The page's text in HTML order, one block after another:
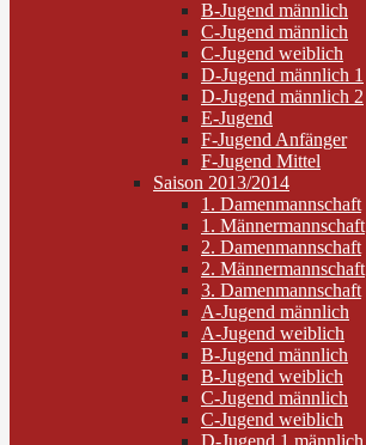
B-Jugend männlich
C-Jugend männlich
C-Jugend weiblich
D-Jugend männlich 1
D-Jugend männlich 2
E-Jugend
F-Jugend Anfänger
F-Jugend Mittel
Saison 2013/2014
1. Damenmannschaft
1. Männermannschaft
2. Damenmannschaft
2. Männermannschaft
3. Damenmannschaft
A-Jugend männlich
A-Jugend weiblich
B-Jugend männlich
B-Jugend weiblich
C-Jugend männlich
C-Jugend weiblich
D-Jugend 1 männlich